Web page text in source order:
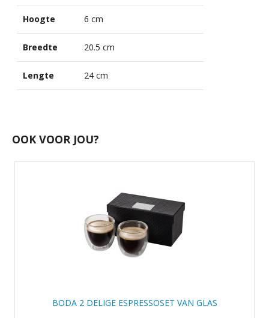
Hoogte 6 cm
Breedte 20.5 cm
Lengte 24 cm
OOK VOOR JOU?
BODA 2 DELIGE ESPRESSOSET VAN GLAS